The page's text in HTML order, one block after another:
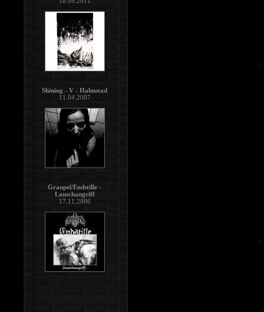
Shining - V - Halmstad
11.04.2007
Graupel/Endstille -
Lauschangriff
17.11.2006